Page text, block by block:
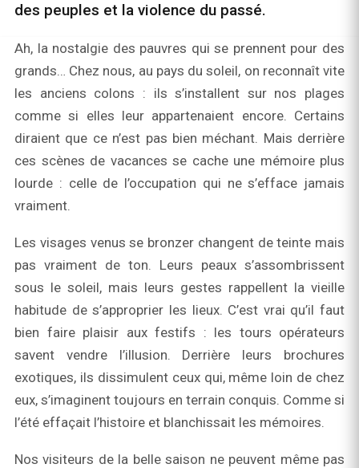
des peuples et la violence du passé.
Ah, la nostalgie des pauvres qui se prennent pour des
grands… Chez nous, au pays du soleil, on reconnaît vite
les anciens colons : ils s’installent sur nos plages
comme si elles leur appartenaient encore. Certains
diraient que ce n’est pas bien méchant. Mais derrière
ces scènes de vacances se cache une mémoire plus
lourde : celle de l’occupation qui ne s’efface jamais
vraiment.
Les visages venus se bronzer changent de teinte mais
pas vraiment de ton. Leurs peaux s’assombrissent
sous le soleil, mais leurs gestes rappellent la vieille
habitude de s’approprier les lieux. C’est vrai qu’il faut
bien faire plaisir aux festifs : les tours opérateurs
savent vendre l’illusion. Derrière leurs brochures
exotiques, ils dissimulent ceux qui, même loin de chez
eux, s’imaginent toujours en terrain conquis. Comme si
l’été effaçait l’histoire et blanchissait les mémoires.
Nos visiteurs de la belle saison ne peuvent même pas